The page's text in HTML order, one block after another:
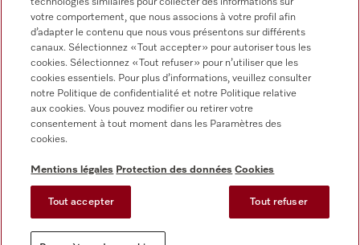
Wettelijke Informatie
Algemene voorwaarden
Privacybeleid
Gebruiksvoorwaarden
Digital Services Act
Paramètres des cookies
votre comportement, que nous associons à votre profil afin
d’adapter le contenu que nous vous présentons sur différents
canaux. Sélectionnez « Tout accepter » pour autoriser tous les
cookies. Sélectionnez « Tout refuser » pour n’utiliser que les
cookies essentiels. Pour plus d’informations, veuillez consulter
notre Politique de confidentialité et notre Politique relative
aux cookies. Vous pouvez modifier ou retirer votre
consentement à tout moment dans les Paramètres des
cookies.
Mentions légales Protection des données Cookies
Tout accepter Tout refuser